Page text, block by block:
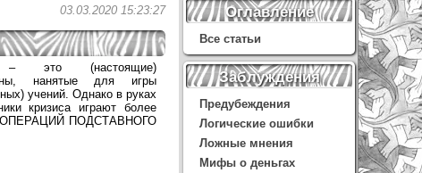
03.03.2020 15:23:27
– это (настоящие)
нанятые для игры
учений. Однако в руках
кризиса играют более
ОПЕРАЦИЙ ПОДСТАВНОГО
Оглавление
Все статьи
Заблуждения
Предубеждения
Логические ошибки
Ложные мнения
Мифы о деньгах